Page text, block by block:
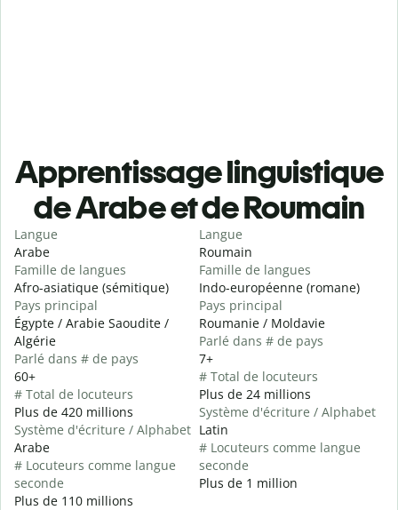
Apprentissage linguistique
de Arabe et de Roumain
Langue
Arabe
Famille de langues
Afro-asiatique (sémitique)
Pays principal
Égypte / Arabie Saoudite /
Algérie
Parlé dans # de pays
60+
# Total de locuteurs
Plus de 420 millions
Système d'écriture / Alphabet
Arabe
# Locuteurs comme langue
seconde
Plus de 110 millions
Langue
Roumain
Famille de langues
Indo-européenne (romane)
Pays principal
Roumanie / Moldavie
Parlé dans # de pays
7+
# Total de locuteurs
Plus de 24 millions
Système d'écriture / Alphabet
Latin
# Locuteurs comme langue
seconde
Plus de 1 million